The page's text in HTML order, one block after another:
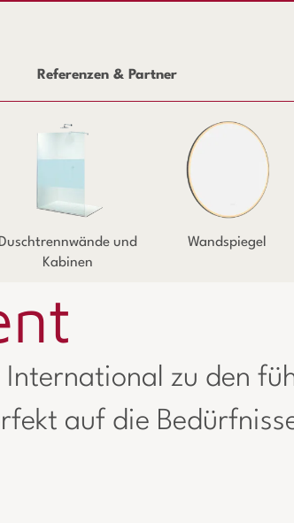
Referenzen & Partner
Duschtrennwände und
Kabinen
Wandspiegel
International zu den
auf die